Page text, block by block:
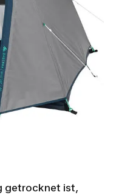
getrocknet ist,